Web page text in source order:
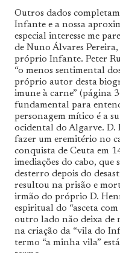
Outros dados
Infante e a nossa
especial interesse me
de Nuno Álvares
próprio Infante. Peter
“o menos sentimental
próprio autor desta
imune à carne” (página
fundamental para
personagem mítico é a
ocidental do Algarve. D.
fazer um eremitério no
conquista de Ceuta em
imediações do cabo, que
desterro depois do
resultou na prisão e
irmão do próprio D.
espiritual do “asceta
outro lado não deixa de
na criação da “vila do
termo “a minha vila”